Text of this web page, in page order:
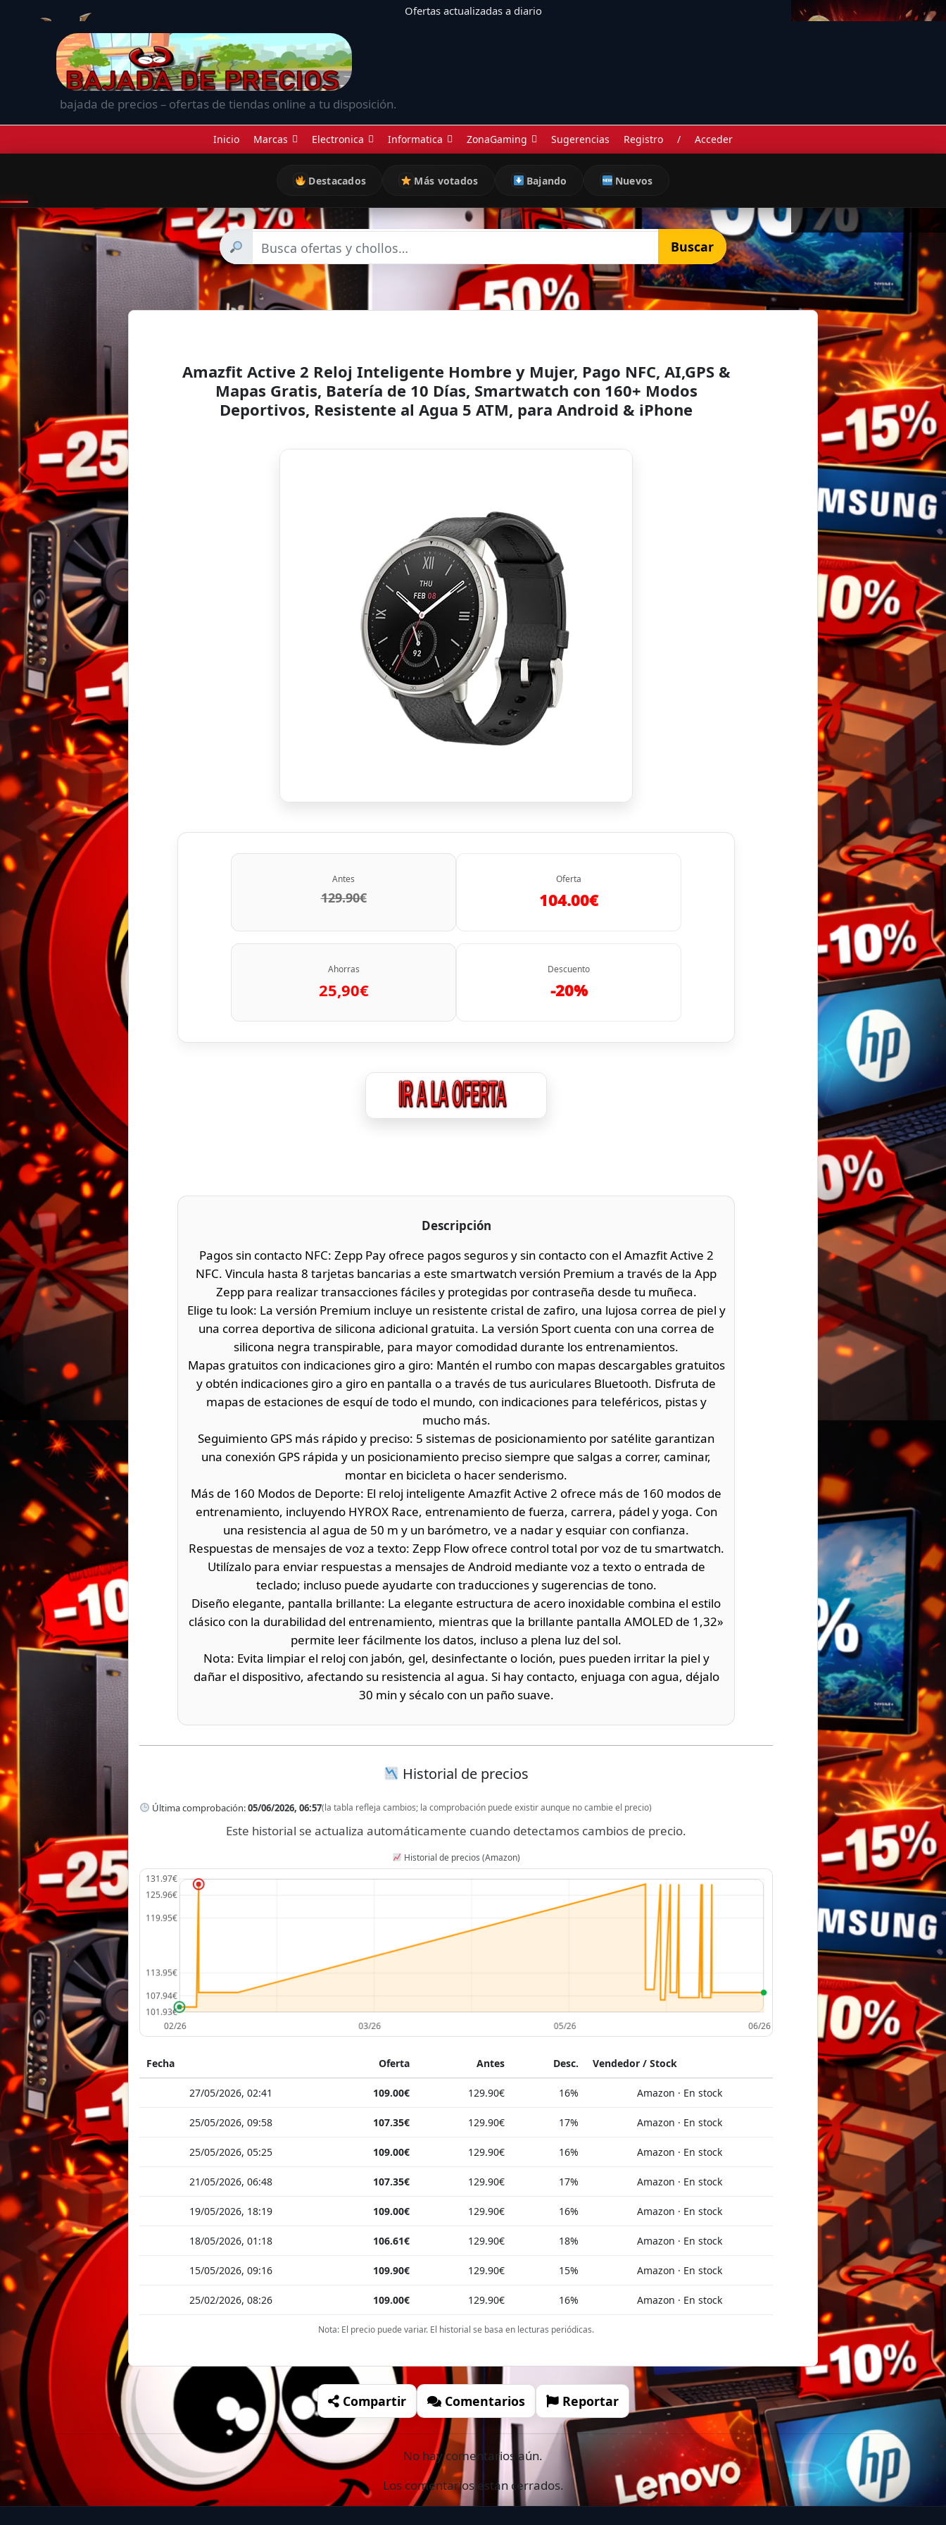
Ofertas actualizadas a diario
bajada de precios – ofertas de tiendas online a tu disposición.
Inicio Marcas Electronica Informatica ZonaGaming Sugerencias Registro / Acceder
Destacados Más votados Bajando Nuevos
Buscar
Amazfit Active 2 Reloj Inteligente Hombre y Mujer, Pago NFC, AI,GPS &
Mapas Gratis, Batería de 10 Días, Smartwatch con 160+ Modos
Deportivos, Resistente al Agua 5 ATM, para Android & iPhone
Antes
129.90€
Oferta
104.00€
Ahorras
25,90€
Descuento
-20%
Descripción
Pagos sin contacto NFC: Zepp Pay ofrece pagos seguros y sin contacto con el Amazfit Active 2
NFC. Vincula hasta 8 tarjetas bancarias a este smartwatch versión Premium a través de la App
Zepp para realizar transacciones fáciles y protegidas por contraseña desde tu muñeca.
Elige tu look: La versión Premium incluye un resistente cristal de zafiro, una lujosa correa de piel y
una correa deportiva de silicona adicional gratuita. La versión Sport cuenta con una correa de
silicona negra transpirable, para mayor comodidad durante los entrenamientos.
Mapas gratuitos con indicaciones giro a giro: Mantén el rumbo con mapas descargables gratuitos
y obtén indicaciones giro a giro en pantalla o a través de tus auriculares Bluetooth. Disfruta de
mapas de estaciones de esquí de todo el mundo, con indicaciones para teleféricos, pistas y
mucho más.
Seguimiento GPS más rápido y preciso: 5 sistemas de posicionamiento por satélite garantizan
una conexión GPS rápida y un posicionamiento preciso siempre que salgas a correr, caminar,
montar en bicicleta o hacer senderismo.
Más de 160 Modos de Deporte: El reloj inteligente Amazfit Active 2 ofrece más de 160 modos de
entrenamiento, incluyendo HYROX Race, entrenamiento de fuerza, carrera, pádel y yoga. Con
una resistencia al agua de 50 m y un barómetro, ve a nadar y esquiar con confianza.
Respuestas de mensajes de voz a texto: Zepp Flow ofrece control total por voz de tu smartwatch.
Utilízalo para enviar respuestas a mensajes de Android mediante voz a texto o entrada de
teclado; incluso puede ayudarte con traducciones y sugerencias de tono.
Diseño elegante, pantalla brillante: La elegante estructura de acero inoxidable combina el estilo
clásico con la durabilidad del entrenamiento, mientras que la brillante pantalla AMOLED de 1,32»
permite leer fácilmente los datos, incluso a plena luz del sol.
Nota: Evita limpiar el reloj con jabón, gel, desinfectante o loción, pues pueden irritar la piel y
dañar el dispositivo, afectando su resistencia al agua. Si hay contacto, enjuaga con agua, déjalo
30 min y sécalo con un paño suave.
Historial de precios
Última comprobación:05/06/2026, 06:57(la tabla refleja cambios; la comprobación puede existir aunque no cambie el precio)
Este historial se actualiza automáticamente cuando detectamos cambios de precio.
Historial de precios (Amazon)
Fecha Oferta Antes Desc. Vendedor / Stock
27/05/2026, 02:41 109.00€ 129.90€ 16% Amazon · En stock
25/05/2026, 09:58 107.35€ 129.90€ 17% Amazon · En stock
25/05/2026, 05:25 109.00€ 129.90€ 16% Amazon · En stock
21/05/2026, 06:48 107.35€ 129.90€ 17% Amazon · En stock
19/05/2026, 18:19 109.00€ 129.90€ 16% Amazon · En stock
18/05/2026, 01:18 106.61€ 129.90€ 18% Amazon · En stock
15/05/2026, 09:16 109.90€ 129.90€ 15% Amazon · En stock
25/02/2026, 08:26 109.00€ 129.90€ 16% Amazon · En stock
Nota: El precio puede variar. El historial se basa en lecturas periódicas.
Compartir Comentarios Reportar
No hay comentarios aún.
Los comentarios están cerrados.